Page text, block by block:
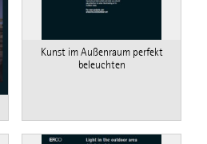
Kunst im Außenraum perfekt
beleuchten